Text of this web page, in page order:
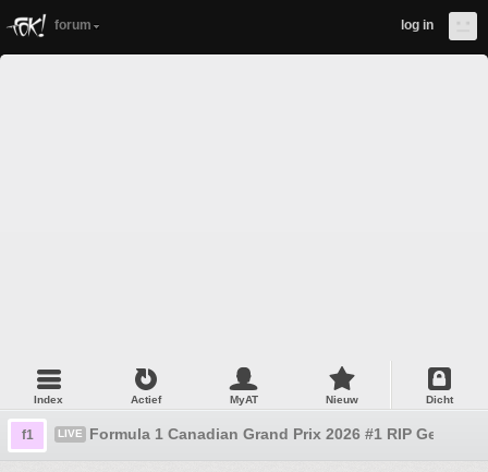
forum log in
Index Actief MyAT Nieuw Dicht
f1 LIVE Formula 1 Canadian Grand Prix 2026 #1 RIP Gerrit